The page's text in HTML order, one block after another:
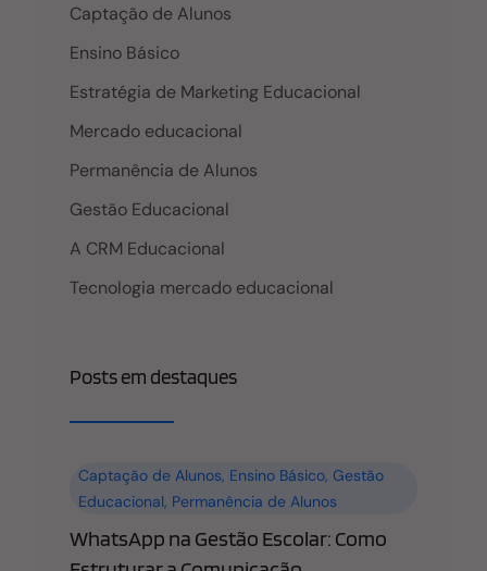
alunos atuais e potenciais, aumentando o número
de discentes satisfeitos. A utilização da
Captação de Alunos
Ensino Básico
Estratégia de Marketing Educacional
Mercado educacional
Permanência de Alunos
Gestão Educacional
A CRM Educacional
Tecnologia mercado educacional
Posts em destaques
Captação de Alunos, Ensino Básico,Gestão
Educacional, Permanência de Alunos
WhatsApp na Gestão Escolar: Como